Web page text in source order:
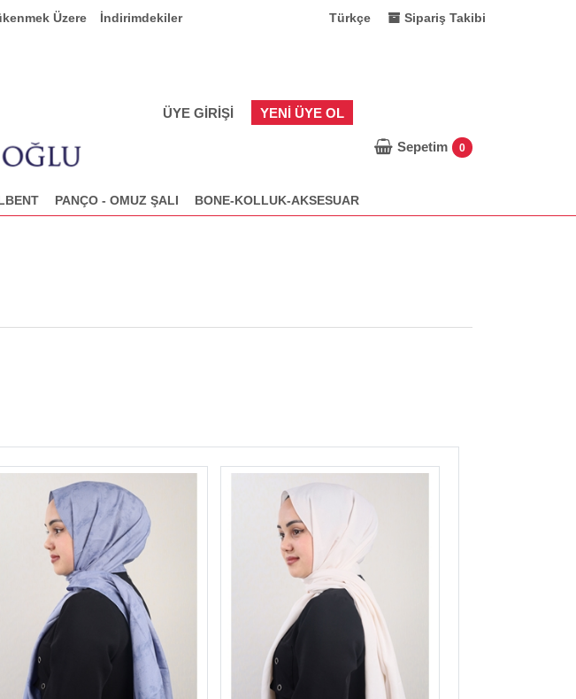
Üzere İndirimdekiler Sipariş Takibi
Türkçe
ÜYE GIRIŞI YENI ÜYE OL
Sepetim 0
PANÇO - OMUZ ŞALI BONE-KOLLUK-AKSESUAR